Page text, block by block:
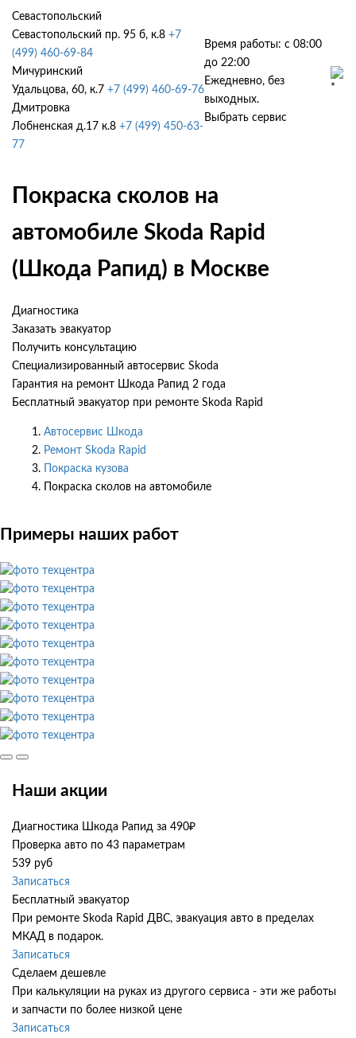
Севастопольский
Севастопольский пр. 95 б, к.8 +7
(499) 460-69-84
Мичуринский
Удальцова, 60, к.7 +7 (499) 460-69-76
Дмитровка
Лобненская д.17 к.8 +7 (499) 450-63-
77
Время работы: с 08:00
до 22:00
Ежедневно, без
выходных.
Выбрать сервис
Покраска сколов на
автомобиле Skoda Rapid
(Шкода Рапид) в Москве
Диагностика
Заказать эвакуатор
Получить консультацию
Специализированный автосервис Skoda
Гарантия на ремонт Шкода Рапид 2 года
Бесплатный эвакуатор при ремонте Skoda Rapid
Автосервис Шкода
Ремонт Skoda Rapid
Покраска кузова
Покраска сколов на автомобиле
Примеры наших работ
Наши акции
Диагностика Шкода Рапид за 490₽
Проверка авто по 43 параметрам
539 руб
Записаться
Бесплатный эвакуатор
При ремонте Skoda Rapid ДВС, эвакуация авто в пределах
МКАД в подарок.
Записаться
Сделаем дешевле
При калькуляции на руках из другого сервиса - эти же работы
и запчасти по более низкой цене
Записаться